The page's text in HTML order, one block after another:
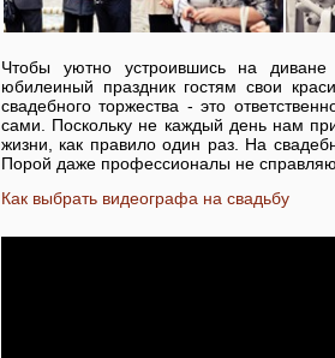
Чтобы уютно устроившись на
юбилеиный праздник гостям свои
свадебного торжества - это
сами. Поскольку не каждый день нам
жизни, как правило один раз. На
Порой даже профессионалы не
Как выбрать видеографа на свадьбу